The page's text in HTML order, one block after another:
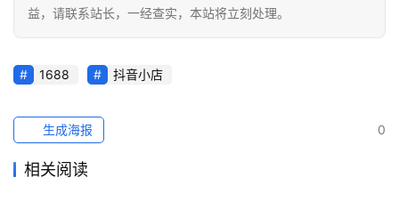
益，请联系站长，一经查实，本站将立刻处理。
1688 抖音小店
0
生成海报
相关阅读